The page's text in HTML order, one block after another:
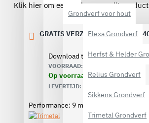
Grondverf voor hout
Flexa Grondverf
Herfst & Helder
Relius Grondverf
Sikkens Grondverf
Trimetal Grondverf
Klik hier om een review over dit
GRATIS VERZENDING VANAF €
Download technische
VOORRAAD:
Op voorraad
LEVERTIJD: Voor 10.00 uur
Performance: 9 m